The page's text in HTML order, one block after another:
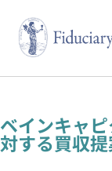
ベインキャ
対する買収